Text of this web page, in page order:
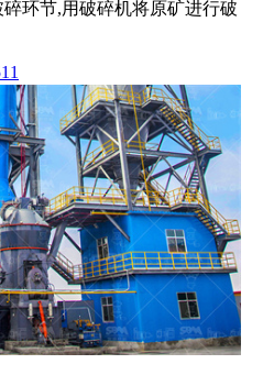
环节,用破碎机将原矿进行破